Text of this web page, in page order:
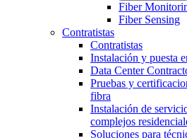
Fiber
Fiber Sensing
Contratistas
Contratistas
Instalación y puesta
Data Center
Pruebas y
fibra
Instalación de
complejos
Soluciones para